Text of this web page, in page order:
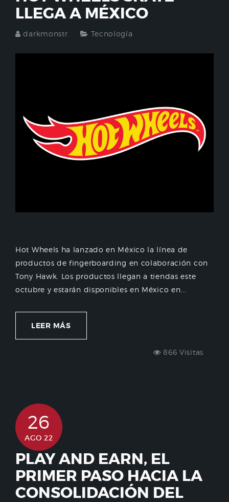
LLEGA A MÉXICO
darkmonstr Tecnología
Hot Wheels ha lanzado en México la línea de
productos de fingerboarding en colaboración con
Tony Hawk. Los productos llegan a tiendas este
octubre y estarán disponibles en México en...
LEER MÁS
866 Visitas
26
AGO 22
PLAY AND EARN, EL
PRIMER PASO HACIA LA
CONSOLIDACIÓN DEL